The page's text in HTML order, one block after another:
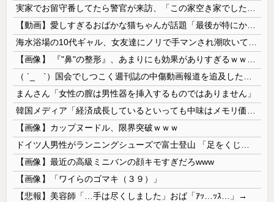
まんさん「女性の膣は男性器を挿入するものではありません」
【画像】カップヌードル、限界突破ｗｗｗ
【画像】最近の高級ミニバンの顔キモすぎだろwww
【画像】「ワイらのゴマキ（３９）」
【悲報】美容師「…手は尽くしました」おば「ｱｯ…ｯｽ…」→